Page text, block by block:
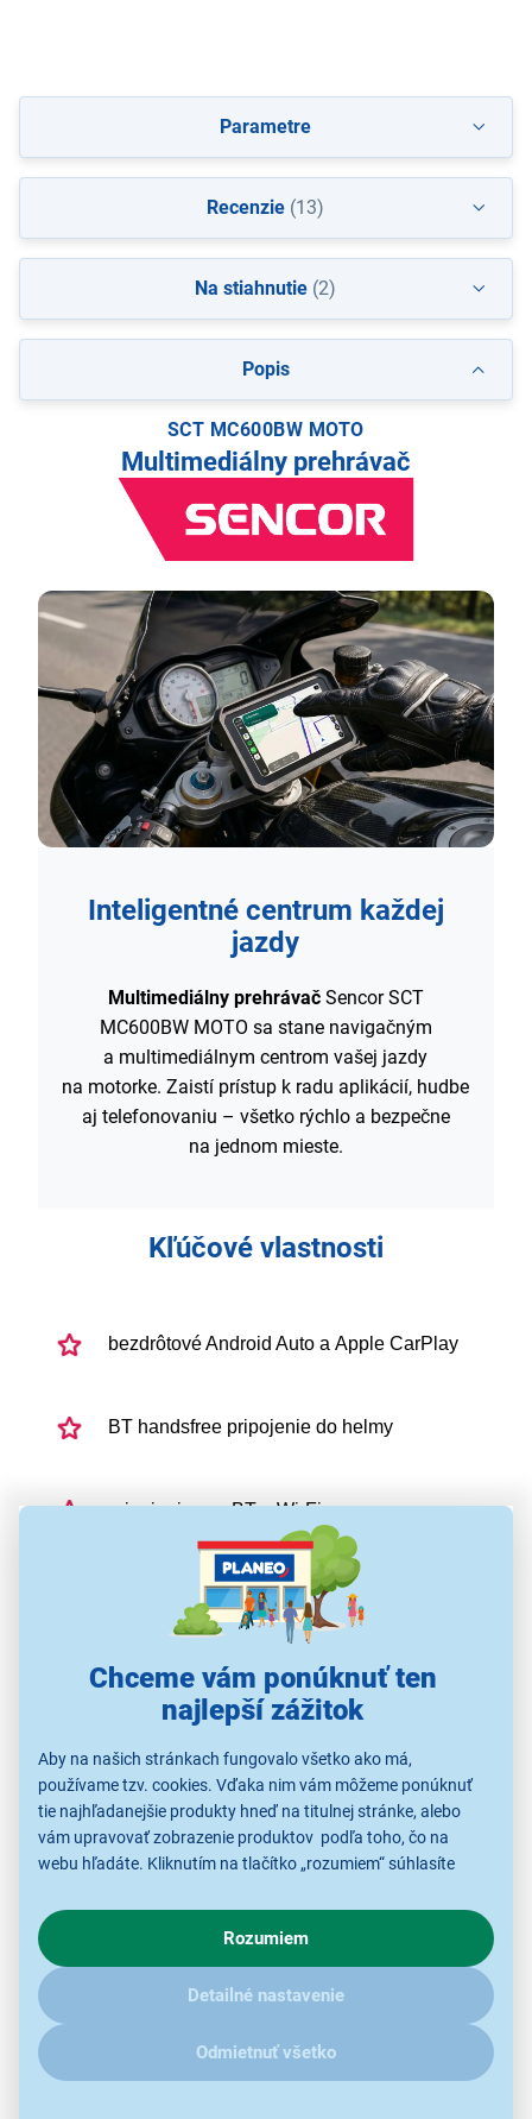
Chceme vám ponúknuť ten
najlepší zážitok
Aby na našich stránkach fungovalo všetko ako má,
používame tzv. cookies. Vďaka nim vám môžeme ponúknuť
tie najhľadanejšie produkty hneď na titulnej stránke, alebo
vám upravovať zobrazenie produktov podľa toho, čo na
webu hľadáte. Kliknutím na tlačítko „rozumiem“ súhlasíte
o chovaní na webe pre zobrazovaní cielených reklám.
V prípade že vás zaujímajú detaily, ako u nás s cookies a
ďalšími údaji pracujeme, kliknitesem.
Rozumiem
Detailné nastavenie
Odmietnuť všetko
Popis
SCT MC600BW MOTO
Multimediálny prehrávač
Inteligentné centrum každej
jazdy
Multimediálny prehrávačSencor SCT
MC600BW MOTO sa stane navigačným
a multimediálnym centrom vašej jazdy
na motorke. Zaistí prístup k radu aplikácií, hudbe
aj telefonovaniu – všetko rýchlo a bezpečne
na jednom mieste.
Kľúčové vlastnosti
bezdrôtové Android Auto a Apple CarPlay
BT handsfree pripojenie do helmy
pripojenie cez BT a Wi-Fi
6" IPS displej
rozlíšenie HD+ 1440 × 720 bodov (16 : 9)
stupeň krytia IP67
počas jazdy
Vďaka podpore bezdrôtových systémov Android Auto
a Apple CarPlay získate rýchly a bezpečný prístup
a prispôsobené jazde na motorke.
Parametre
Recenzie (13)
Na stiahnutie (2)